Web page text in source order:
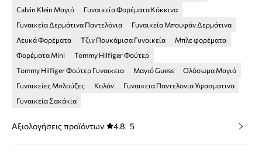
Calvin Klein Μαγιό
Γυναικεία Φορέματα Κόκκινα
Γυναικεία Δερμάτινα Παντελόνια
Γυναικεία Μπουφάν Δερμάτινα
Λευκά Φορέματα
Τζιν Πουκάμισα Γυναικεία
Μπλε φορέματα
Φορέματα Mini
Tommy Hilfiger Φούτερ
Tommy Hilfiger Φούτερ Γυναικεια
Μαγιό Guess
Ολόσωμα Μαγιό
Γυναικείες Μπλούζες
Κολάν
Γυναικεια Παντελονια Υφασματινα
Γυναικεία Σακάκια
Αξιολογήσεις προϊόντων 4.8 5